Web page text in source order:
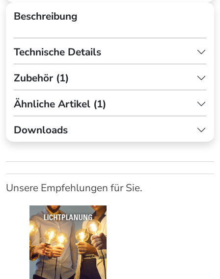
Beschreibung
Technische Details
Zubehör (1)
Ähnliche Artikel (1)
Downloads
Unsere Empfehlungen für Sie.